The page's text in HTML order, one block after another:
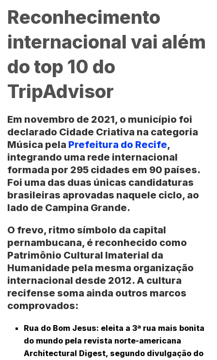
Reconhecimento
internacional vai além
do top 10 do
TripAdvisor
Em novembro de 2021, o município foi
declarado Cidade Criativa na categoria
Música pela Prefeitura do Recife,
integrando uma rede internacional
formada por 295 cidades em 90 países.
Foi uma das duas únicas candidaturas
brasileiras aprovadas naquele ciclo, ao
lado de Campina Grande.
O frevo, ritmo símbolo da capital
pernambucana, é reconhecido como
Patrimônio Cultural Imaterial da
Humanidade pela mesma organização
internacional desde 2012. A cultura
recifense soma ainda outros marcos
comprovados:
Rua do Bom Jesus: eleita a 3ª rua mais bonita
do mundo pela revista norte-americana
Architectural Digest, segundo divulgação do